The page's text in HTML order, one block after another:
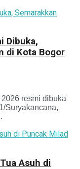
Dibuka,
di Kota Bogor
resmi dibuka
Suryakancana,
Asuh di